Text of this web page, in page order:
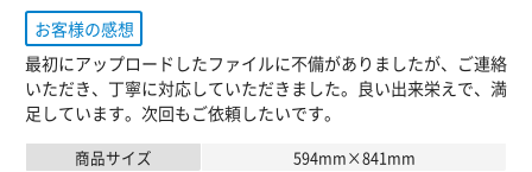
お客様の感想
最初にアップロードしたファイルに不備がありましたが、ご連絡
いただき、丁寧に対応していただきました。良い出来栄えで、満
足しています。次回もご依頼したいです。
商品サイズ
594mm×841mm